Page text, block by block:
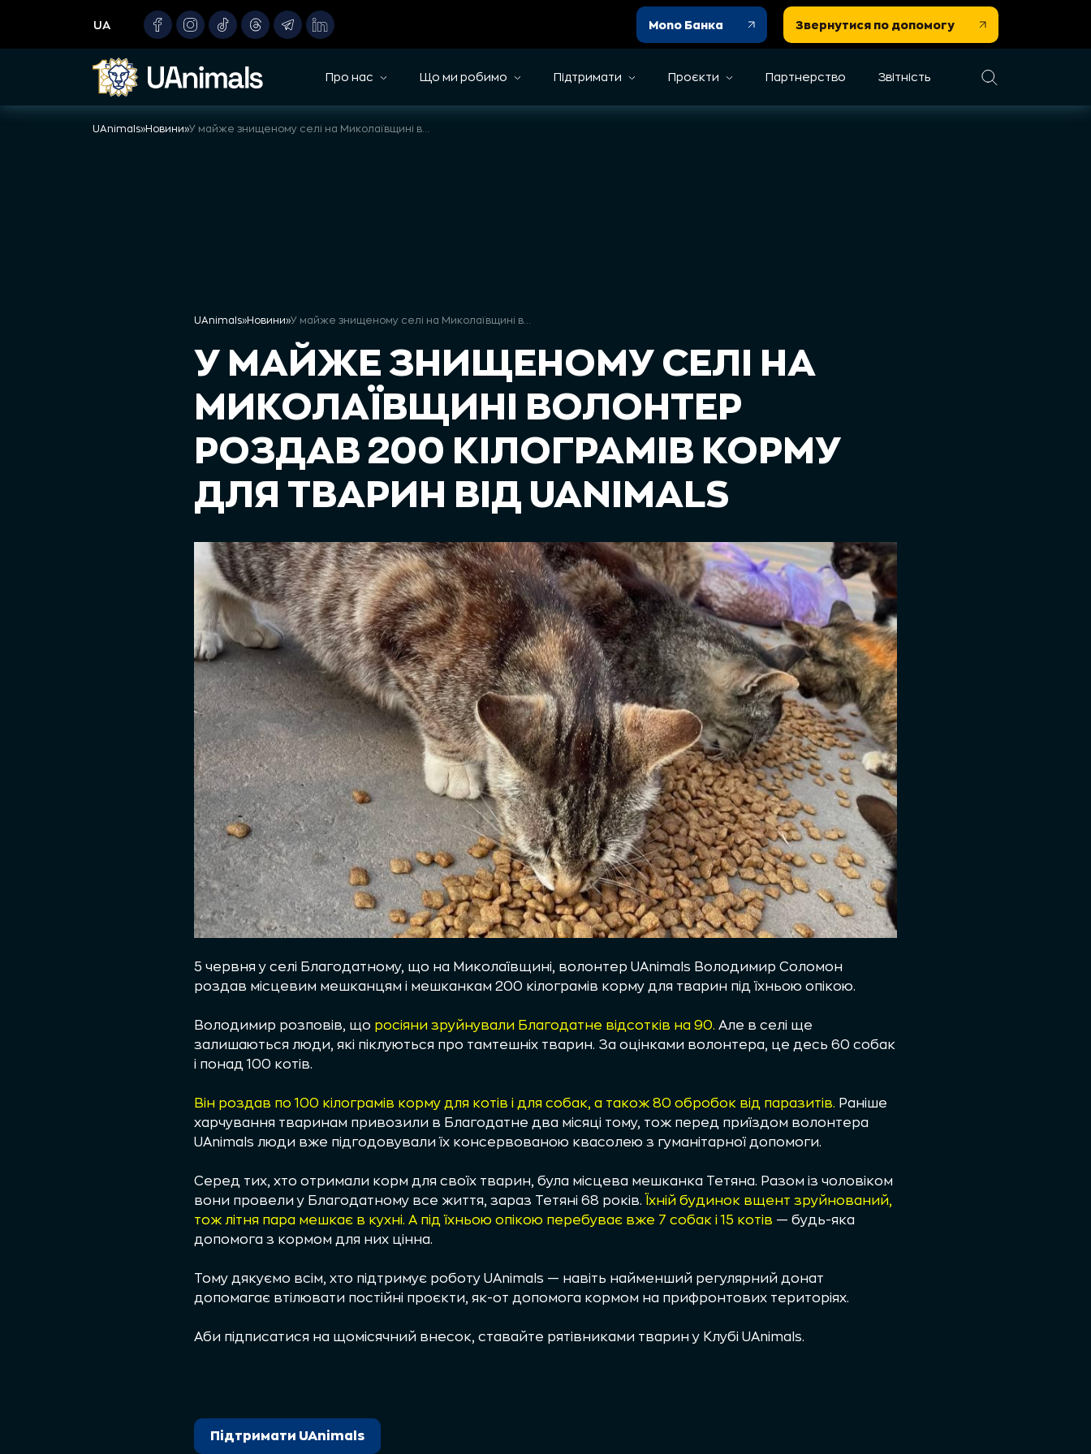
content
UA Mono Банка Звернутися по допомогу
Про нас Що ми робимо Підтримати Проєкти Партнерство Звітність
UAnimals»Новини»
UAnimals»Новини»
У МАЙЖЕ ЗНИЩЕНОМУ СЕЛІ НА
МИКОЛАЇВЩИНІ ВОЛОНТЕР
РОЗДАВ 200 КІЛОГРАМІВ КОРМУ
ДЛЯ ТВАРИН ВІД UANIMALS
5 червня у селі Благодатному, що на Миколаївщині, волонтер UAnimals Володимир Соломон
роздав місцевим мешканцям і мешканкам 200 кілограмів корму для тварин під їхньою опікою.
Володимир розповів, що росіяни зруйнували Благодатне відсотків на 90. Але в селі ще
залишаються люди, які піклуються про тамтешніх тварин. За оцінками волонтера, це десь 60 собак
і понад 100 котів.
Він роздав по 100 кілограмів корму для котів і для собак, а також 80 обробок від паразитів. Раніше
харчування тваринам привозили в Благодатне два місяці тому, тож перед приїздом волонтера
UAnimals люди вже підгодовували їх консервованою квасолею з гуманітарної допомоги.
Серед тих, хто отримали корм для своїх тварин, була місцева мешканка Тетяна. Разом із чоловіком
вони провели у Благодатному все життя, зараз Тетяні 68 років. Їхній будинок вщент зруйнований,
тож літня пара мешкає в кухні. А під їхньою опікою перебуває вже 7 собак і 15 котів — будь-яка
допомога з кормом для них цінна.
Тому дякуємо всім, хто підтримує роботу UAnimals — навіть найменший регулярний донат
допомагає втілювати постійні проєкти, як-от допомога кормом на прифронтових територіях.
Аби підписатися на щомісячний внесок, ставайте рятівниками тварин у Клубі UAnimals.
Підтримати UAnimals